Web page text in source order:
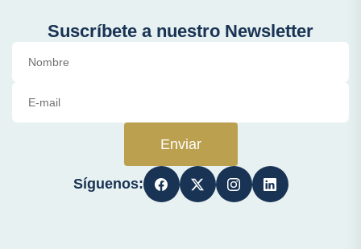
Suscríbete a nuestro Newsletter
Enviar
Síguenos: